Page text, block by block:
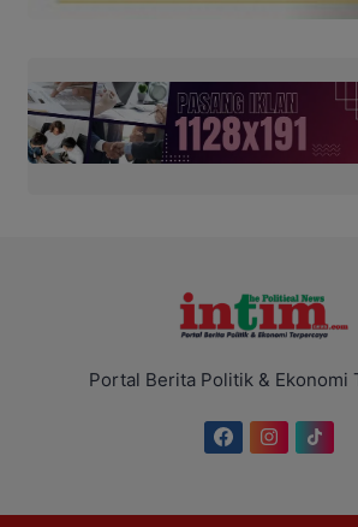
Portal Berita Politik & Ekonomi